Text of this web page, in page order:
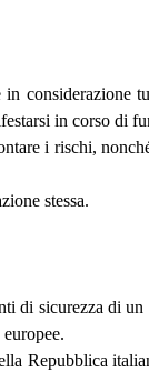
considerazione
in corso di
i rischi,
stessa.
di sicurezza di
Repubblica